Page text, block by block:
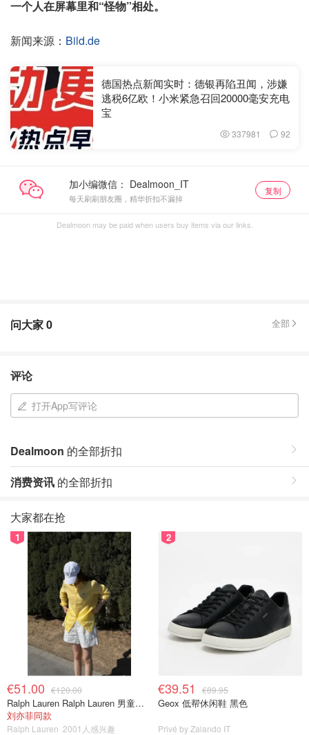
一个人在屏幕里和“怪物”相处。
新闻来源： Bild.de
德国热点新闻实时：德银再陷丑闻，涉嫌
逃税6亿欧！小米紧急召回20000毫安充电
宝
337981 92
加小编微信：
每天刷刷朋友圈，精华折扣不漏掉
复制
Dealmoon may be paid when users buy items via our links.
问大家0 全部
评论
打开App写评论
Dealmoon 的全部折扣
消费资讯 的全部折扣
大家都在抢
1
€51.00 €120.00
Ralph Lauren Ralph Lauren 男童亚麻衬衫
刘亦菲同款
Ralph Lauren 2001人感兴趣
2
€39.51 €89.95
Geox 低帮休闲鞋 黑色
Privé by Zalando IT